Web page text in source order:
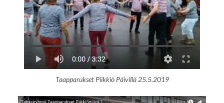
Taapparukset Piikkiö Päivillä 25.5.2019